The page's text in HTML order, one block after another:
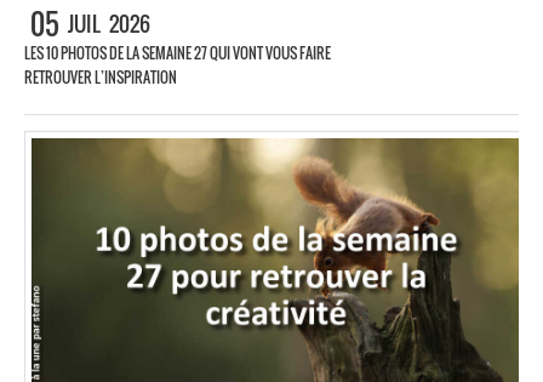
05 JUIL 2026
LES 10 PHOTOS DE LA SEMAINE 27 QUI VONT VOUS FAIRE
RETROUVER L’INSPIRATION